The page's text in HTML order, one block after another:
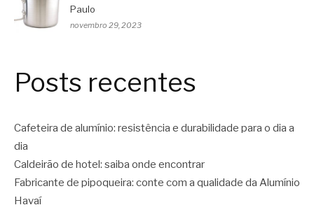
Paulo
novembro 29, 2023
Posts recentes
Cafeteira de alumínio: resistência e durabilidade para o dia a
dia
Caldeirão de hotel: saiba onde encontrar
Fabricante de pipoqueira: conte com a qualidade da Alumínio
Havaí